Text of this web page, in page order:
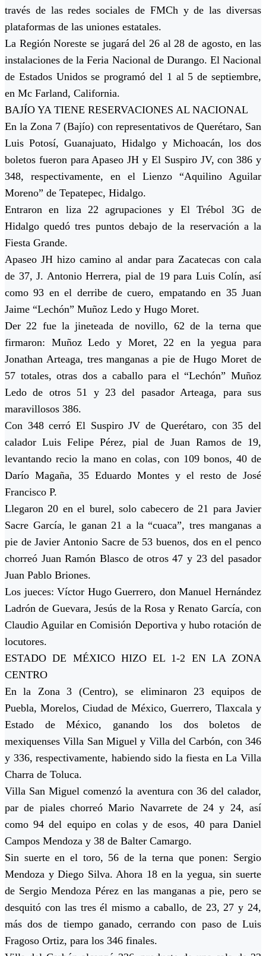
través de las redes sociales de FMCh y de las diversas
plataformas de las uniones estatales.
La Región Noreste se jugará del 26 al 28 de agosto, en las
instalaciones de la Feria Nacional de Durango. El Nacional
de Estados Unidos se programó del 1 al 5 de septiembre,
en Mc Farland, California.
BAJÍO YA TIENE RESERVACIONES AL NACIONAL
En la Zona 7 (Bajío) con representativos de Querétaro, San
Luis Potosí, Guanajuato, Hidalgo y Michoacán, los dos
boletos fueron para Apaseo JH y El Suspiro JV, con 386 y
348, respectivamente, en el Lienzo “Aquilino Aguilar
Moreno” de Tepatepec, Hidalgo.
Entraron en liza 22 agrupaciones y El Trébol 3G de
Hidalgo quedó tres puntos debajo de la reservación a la
Fiesta Grande.
Apaseo JH hizo camino al andar para Zacatecas con cala
de 37, J. Antonio Herrera, pial de 19 para Luis Colín, así
como 93 en el derribe de cuero, empatando en 35 Juan
Jaime “Lechón” Muñoz Ledo y Hugo Moret.
Der 22 fue la jineteada de novillo, 62 de la terna que
firmaron: Muñoz Ledo y Moret, 22 en la yegua para
Jonathan Arteaga, tres manganas a pie de Hugo Moret de
57 totales, otras dos a caballo para el “Lechón” Muñoz
Ledo de otros 51 y 23 del pasador Arteaga, para sus
maravillosos 386.
Con 348 cerró El Suspiro JV de Querétaro, con 35 del
calador Luis Felipe Pérez, pial de Juan Ramos de 19,
levantando recio la mano en colas, con 109 bonos, 40 de
Darío Magaña, 35 Eduardo Montes y el resto de José
Francisco P.
Llegaron 20 en el burel, solo cabecero de 21 para Javier
Sacre García, le ganan 21 a la “cuaca”, tres manganas a
pie de Javier Antonio Sacre de 53 buenos, dos en el penco
chorreó Juan Ramón Blasco de otros 47 y 23 del pasador
Juan Pablo Briones.
Los jueces: Víctor Hugo Guerrero, don Manuel Hernández
Ladrón de Guevara, Jesús de la Rosa y Renato García, con
Claudio Aguilar en Comisión Deportiva y hubo rotación de
locutores.
ESTADO DE MÉXICO HIZO EL 1-2 EN LA ZONA
CENTRO
En la Zona 3 (Centro), se eliminaron 23 equipos de
Puebla, Morelos, Ciudad de México, Guerrero, Tlaxcala y
Estado de México, ganando los dos boletos de
mexiquenses Villa San Miguel y Villa del Carbón, con 346
y 336, respectivamente, habiendo sido la fiesta en La Villa
Charra de Toluca.
Villa San Miguel comenzó la aventura con 36 del calador,
par de piales chorreó Mario Navarrete de 24 y 24, así
como 94 del equipo en colas y de esos, 40 para Daniel
Campos Mendoza y 38 de Balter Camargo.
Sin suerte en el toro, 56 de la terna que ponen: Sergio
Mendoza y Diego Silva. Ahora 18 en la yegua, sin suerte
de Sergio Mendoza Pérez en las manganas a pie, pero se
desquitó con las tres él mismo a caballo, de 23, 27 y 24,
más dos de tiempo ganado, cerrando con paso de Luis
Fragoso Ortiz, para los 346 finales.